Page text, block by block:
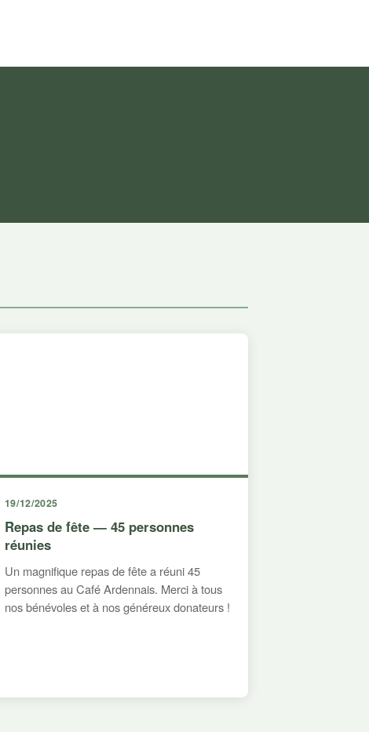
19/12/2025
Repas de fête — 45 personnes
réunies
Un magnifique repas de fête a réuni 45
personnes au Café Ardennais. Merci à tous
nos bénévoles et à nos généreux donateurs !